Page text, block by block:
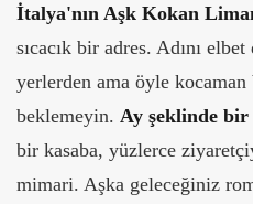
İtalya'nın Aşk Kokan
sıcacık bir adres. Adını
yerlerden ama öyle
beklemeyin. Ay şeklinde bir
bir kasaba, yüzlerce
mimari. Aşka geleceğiniz